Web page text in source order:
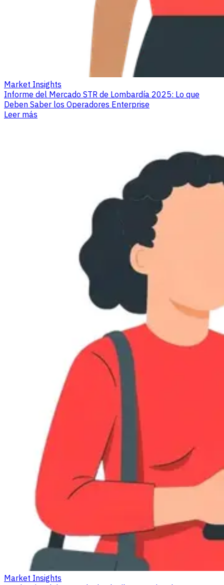
Market Insights
Informe del Mercado STR de Lombardía 2025: Lo que
Deben Saber los Operadores Enterprise
Leer más
Market Insights